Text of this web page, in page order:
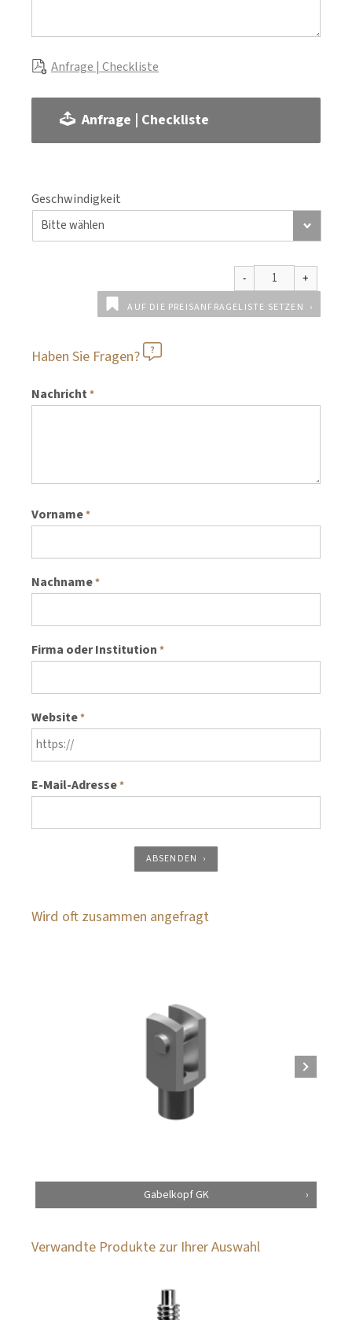
Anfrage | Checkliste
Anfrage | Checkliste
Geschwindigkeit
AUF DIE PREISANFRAGELISTE SETZEN
Haben Sie Fragen?
Nachricht*
Vorname*
Nachname*
Firma oder Institution *
Website*
E-Mail-Adresse*
ABSENDEN
Wird oft zusammen angefragt
Gabelkopf GK
Verwandte Produkte zur Ihrer Auswahl